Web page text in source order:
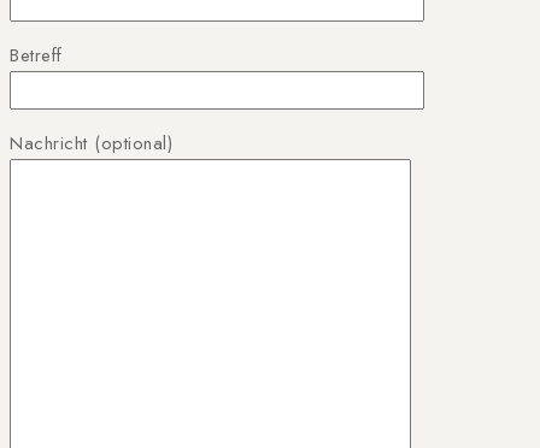
Betreff
Nachricht (optional)